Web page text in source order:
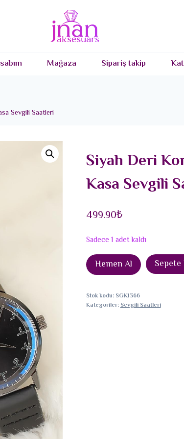
Mağaza Sipariş takip
Sevgili Saatleri
Siyah Deri
Kasa Sevgili
499.90₺
Sadece 1 adet kaldı
Hemen Al
Siyah
Deri
Füme
Sepete
Stok kodu: SGK1366
Kategoriler:Sevgili Saatleri